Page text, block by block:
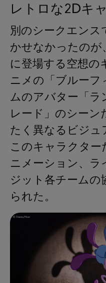
レトロな2Dキ
別のシークエンス
かせなかったのが
に登場する空想の
ニメの「ブルーフ
ムのアバター「
レード」のシーン
たく異なるビジュ
このキャラクタ
ニメーション、ラ
ジット各チームの
られた。